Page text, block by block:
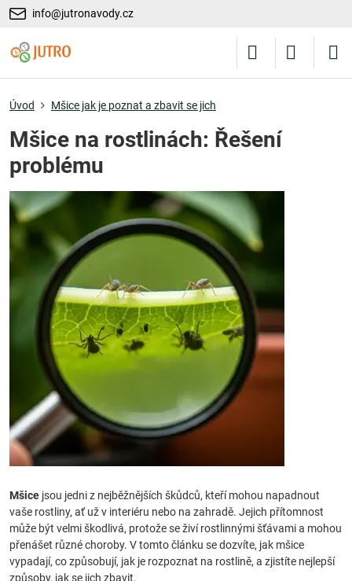
info@jutronavody.cz
Úvod Mšice jak je poznat a zbavit se jich
Mšice na rostlinách: Řešení
problému
Mšice jsou jedni z nejběžnějších škůdců, kteří mohou napadnout
vaše rostliny, ať už v interiéru nebo na zahradě. Jejich přítomnost
může být velmi škodlivá, protože se živí rostlinnými šťávami a mohou
přenášet různé choroby. V tomto článku se dozvíte, jak mšice
vypadají, co způsobují, jak je rozpoznat na rostlině, a zjistíte nejlepší
způsoby, jak se jich zbavit.